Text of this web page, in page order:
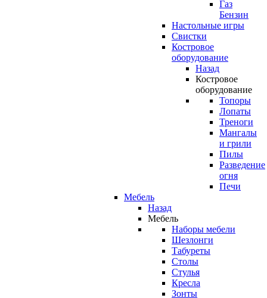
Газ
Бензин
Настольные игры
Свистки
Костровое
оборудование
Назад
Костровое
оборудование
Топоры
Лопаты
Треноги
Мангалы
и грили
Пилы
Разведение
огня
Печи
Мебель
Назад
Мебель
Наборы мебели
Шезлонги
Табуреты
Столы
Стулья
Кресла
Зонты